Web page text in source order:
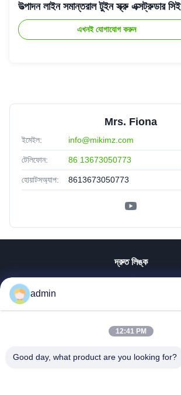
উত্পাদন লাইন সমান্তরাল টুইন স্ক্রু এক্সট্রুডার সিই
এখনই যোগাযোগ করুন
Mrs. Fiona
ইমেইল: info@mikimz.com
টেলিফোন: 86 13673050773
হোয়াটসঅ্যাপ: 8613673050773
দ্রুত লিঙ্ক
VR প্রদর্শন
আমাদের সম্পর্কে
মান নিয়ন্ত্রণ
admin
12:41 PM
Good day, what product are you looking for?